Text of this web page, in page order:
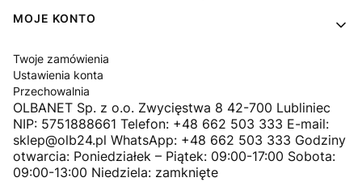
MOJE KONTO
Twoje zamówienia
Ustawienia konta
Przechowalnia
OLBANET Sp. z o.o. Zwycięstwa 8 42-700 Lubliniec
NIP: 5751888661 Telefon: +48 662 503 333 E-mail:
sklep@olb24.pl WhatsApp: +48 662 503 333 Godziny
otwarcia: Poniedziałek – Piątek: 09:00-17:00 Sobota:
09:00-13:00 Niedziela: zamknięte